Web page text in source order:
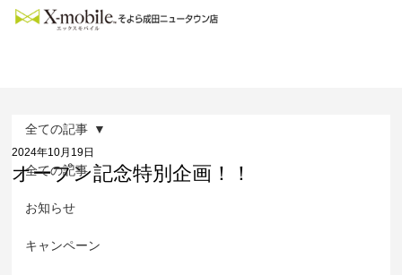
全ての記事
お知らせ
キャンペーン
全ての記事
オープン記念特別企画！！
2024年10月19日